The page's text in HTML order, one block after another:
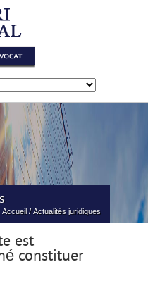
Accueil / Actualités juridiques
est
constituer